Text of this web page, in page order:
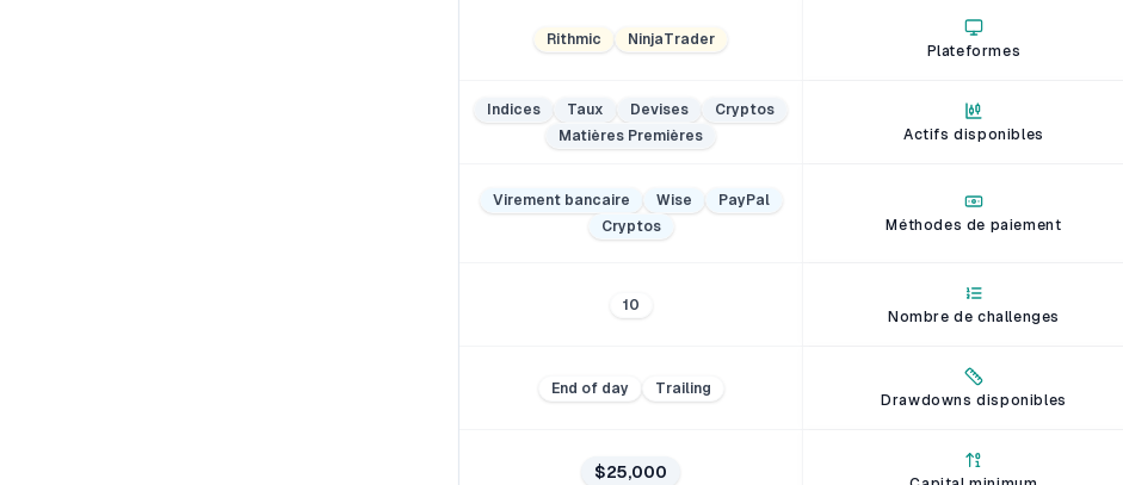
Rithmic NinjaTrader
Plateformes
Indices Taux Devises
Cryptos
Matières Premières
Actifs disponibles
Virement bancaire Wise
PayPal
Cryptos
Méthodes de paiement
10
Nombre de challenges
End of day Trailing
Drawdowns disponibles
$25,000